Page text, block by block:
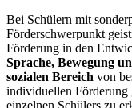
Bei Schülern mit
Förderschwerpunkt
Förderung in den
Sprache, Bewegung
sozialen Bereich von
individuellen Förderung
einzelnen Schülers zu